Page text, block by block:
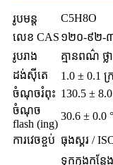
រូបមន្ត
C5H8O
លេខ CAS ១២០-៩២-
រូបរាង
គ្មានពណ៌ ថ្ល
ដង់ស៊ីតេ
1.0 ± 0.1
ចំណុចរំពុះ 130.5 ±
ចំណុច
flash (ing)
30.6 ± 0.0
ការវេចខ្ចប់ ធុងស្គរ /
ទុកក្នុងកន្ល